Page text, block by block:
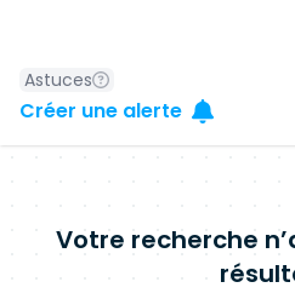
Astuces
Créer une alerte
Votre recherche